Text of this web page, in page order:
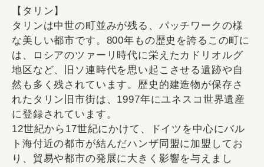
【タリン】
タリンは中世の町並みが残る、パッチワークの様
な美しい都市です。800年もの歴史を誇るこの町に
は、ロシアのツァーリ時代に栄えたカドリオルグ
地区など、旧ソ連時代を思い起こさせる遺跡や自
然も多く残されています。歴史的建造物が保存さ
れたタリン旧市街は、1997年にユネスコ世界遺産
に登録されています。
12世紀から17世紀にかけて、ドイツを中心にバル
ト海付近の都市が結んだハンザ同盟に加盟してお
り、貿易や都市の発展に大きく影響を与えまし